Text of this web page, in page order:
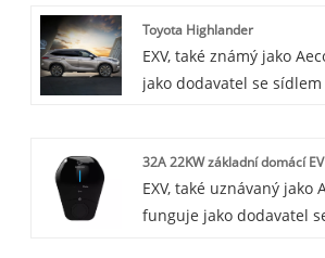
Toyota Highlander
EXV, také známý jako
jako dodavatel se
SUV, které nabízí
silný výkon.
32A 22KW základní domácí
EXV, také uznávaný jako
funguje jako dodavatel